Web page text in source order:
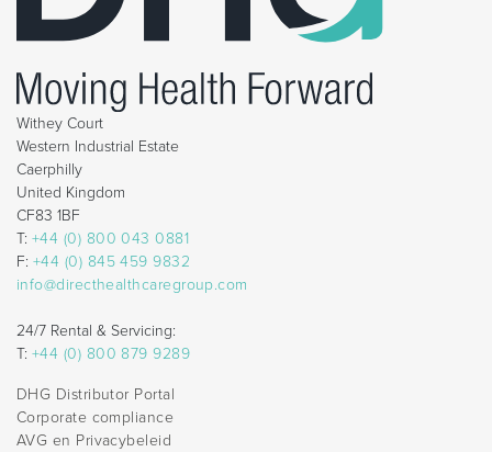
Withey Court
Western Industrial Estate
Caerphilly
United Kingdom
CF83 1BF
T: +44 (0) 800 043 0881
F: +44 (0) 845 459 9832
info@directhealthcaregroup.com
24/7 Rental & Servicing:
T: +44 (0) 800 879 9289
DHG Distributor Portal
Corporate compliance
AVG en Privacybeleid